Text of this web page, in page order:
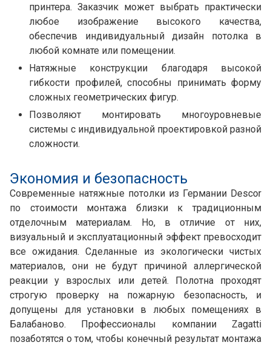
принтера. Заказчик может выбрать практически
любое изображение высокого качества,
обеспечив индивидуальный дизайн потолка в
любой комнате или помещении.
Натяжные конструкции благодаря высокой
гибкости профилей, способны принимать форму
сложных геометрических фигур.
Позволяют монтировать многоуровневые
системы с индивидуальной проектировкой разной
сложности.
Экономия и безопасность
Современные натяжные потолки из Германии Descor
по стоимости монтажа близки к традиционным
отделочным материалам. Но, в отличие от них,
визуальный и эксплуатационный эффект превосходит
все ожидания. Сделанные из экологически чистых
материалов, они не будут причиной аллергической
реакции у взрослых или детей. Полотна проходят
строгую проверку на пожарную безопасность, и
допущены для установки в любых помещениях в
Балабаново. Профессионалы компании Zagatti
позаботятся о том, чтобы конечный результат монтажа